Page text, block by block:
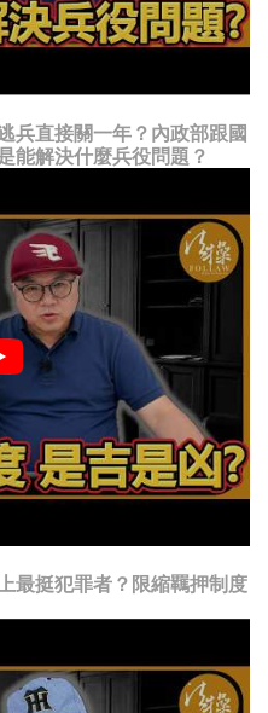
兵直接關一年？內政部跟國
能解決什麼兵役問題？
最挺犯罪者？限縮羈押制度